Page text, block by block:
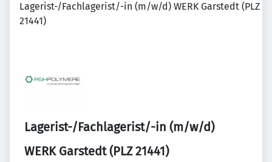
Lagerist-/Fachlagerist/-in (m/w/d) WERK Garstedt (PLZ
21441)
Lagerist-/Fachlagerist/-in (m/w/d)
WERK Garstedt (PLZ 21441)